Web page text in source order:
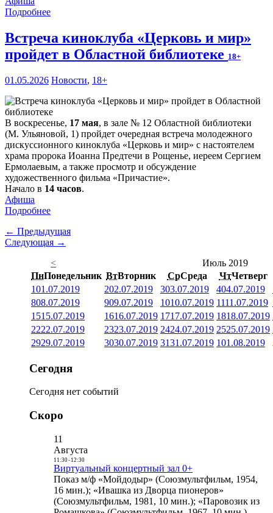
Подробнее
Встреча киноклуба «Церковь и мир»
пройдет в Областной библиотеке 18+
01.05.2026 Новости, 18+
В воскресенье, 17 мая, в зале № 12 Областной библиотеки
(М. Ульяновой, 1) пройдет очередная встреча молодежного
дискуссионного киноклуба «Церковь и мир» с настоятелем
храма пророка Иоанна Предтечи в Рощенье, иереем Сергием
Ермолаевым, а также просмотр и обсуждение
художественного фильма «Причастие».
Начало в 14 часов.
Афиша
Подробнее
← Предыдущая
Следующая →
<
Июль 2019
ПнПонедельник ВтВторник СрСреда ЧтЧетверг
101.07.2019 202.07.2019 303.07.2019 404.07.2019
808.07.2019 909.07.2019 1010.07.2019 1111.07.2019
1515.07.2019 1616.07.2019 1717.07.2019 1818.07.2019
2222.07.2019 2323.07.2019 2424.07.2019 2525.07.2019
2929.07.2019 3030.07.2019 3131.07.2019 101.08.2019
Сегодня
Сегодня нет событий
Скоро
11
Августа
11:30- 12:30
Виртуальный концертный зал 0+
Показ м/ф «Мойдодыр» (Союзмультфильм, 1954,
16 мин.); «Ивашка из Дворца пионеров»
(Союзмультфильм, 1981, 10 мин.); «Паровозик из